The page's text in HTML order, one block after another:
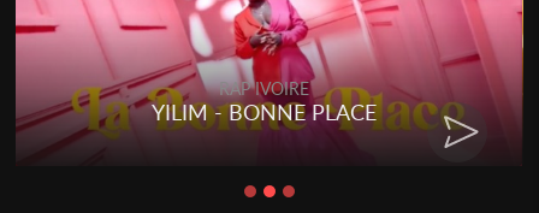
RAP IVOIRE
YILIM - BONNE PLACE